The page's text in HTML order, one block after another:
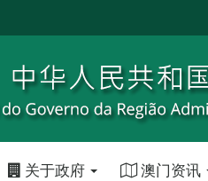
关于政府 澳门资讯